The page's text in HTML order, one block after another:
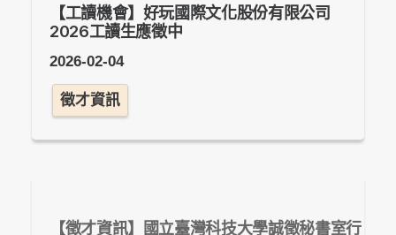
【工讀機會】好玩國際⽂化股份有限公司
2026工讀生應徵中
2026-02-04
徵才資訊
政組員(約用人員)